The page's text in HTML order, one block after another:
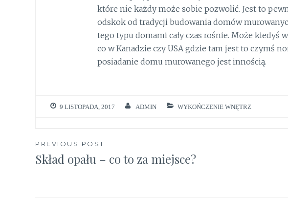
które nie każdy może sobie pozwolić. Jest to
odskok od tradycji budowania domów
tego typu domami cały czas rośnie. Może kiedyś
co w Kanadzie czy USA gdzie tam jest to czymś
posiadanie domu murowanego jest innością.
9 LISTOPADA, 2017 ADMIN WYKOŃCZENIE WNĘTRZ
Nawigacja
wpisu
PREVIOUS POST
Skład opału – co to za miejsce?